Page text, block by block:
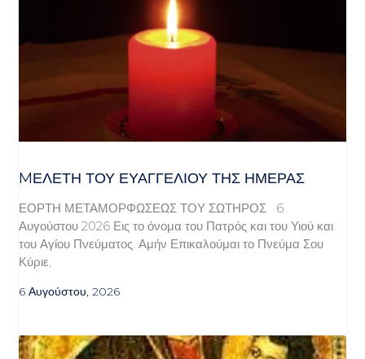
MΕΛΈΤΗ ΤΟΥ ΕΥΑΓΓΕΛΊΟΥ ΤΗΣ ΗΜΈΡΑΣ
ΕΟΡΤΗ ΜΕΤΑΜΟΡΦΩΣΕΩΣ ΤΟΥ ΣΩΤΗΡΟΣ 6
Αυγούστου 2026 Εις το όνομα του Πατρός και του Υιού και
του Αγίου Πνεύματος. Αμήν Επικαλούμαι το Πνεύμα Σου
Κύριε,
6 Αυγούστου, 2026